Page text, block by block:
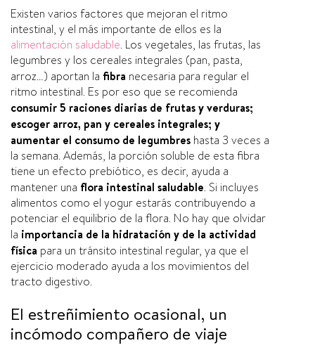
Existen varios factores que mejoran el ritmo
intestinal, y el más importante de ellos es la
alimentación saludable. Los vegetales, las frutas, las
legumbres y los cereales integrales (pan, pasta,
arroz…) aportan la fibra necesaria para regular el
ritmo intestinal. Es por eso que se recomienda
consumir 5 raciones diarias de frutas y verduras;
escoger arroz, pan y cereales integrales; y
aumentar el consumo de legumbres hasta 3 veces a
la semana. Además, la porción soluble de esta fibra
tiene un efecto prebiótico, es decir, ayuda a
mantener una flora intestinal saludable. Si incluyes
alimentos como el yogur estarás contribuyendo a
potenciar el equilibrio de la flora. No hay que olvidar
la importancia de la hidratación y de la actividad
fí­sica para un tránsito intestinal regular, ya que el
ejercicio moderado ayuda a los movimientos del
tracto digestivo.
El estreñimiento ocasional, un
incómodo compañero de viaje